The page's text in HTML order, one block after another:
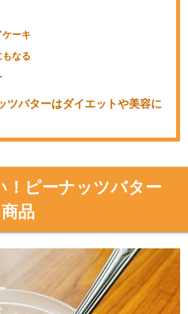
ーキ
もなる
ツバターはダイエットや美容に
！ピーナッツバター
品